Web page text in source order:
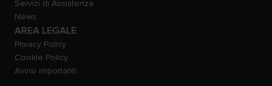
Servizi di Assistenza
News
AREA LEGALE
Privacy Policy
Cookie Policy
Avvisi importanti